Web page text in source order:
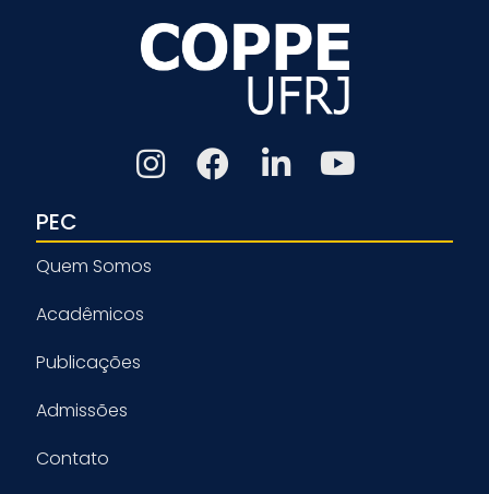
PEC
Quem Somos
Acadêmicos
Publicações
Admissões
Contato